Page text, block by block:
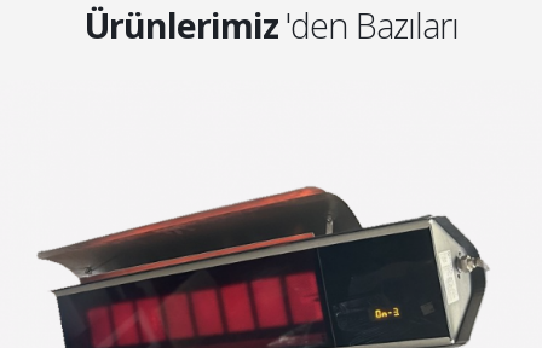
Ürünlerimiz'den Bazıları